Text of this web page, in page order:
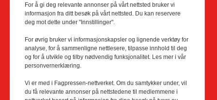
For å gi deg relevante annonser på vårt nettsted bruker vi
informasjon fra ditt besøk på vårt nettsted. Du kan reservere
deg mot dette under "Innstillinger".
For øvrig bruker vi informasjonskapsler og lignende verktøy for
analyse, for å sammenligne nettlesere, tilpasse innhold til deg
og for å utvikle og tilby nødvendig funksjonalitet. Les mer i vår
personvernerklæring.
Vi er med i Fagpressen-nettverket. Om du samtykker under, vil
du få relevante annonser på nettstedene til medlemmene i